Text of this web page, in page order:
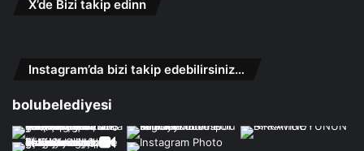
X’de Bizi takip edinn
Instagram’da bizi takip edebilirsiniz…
bolubelediyesi